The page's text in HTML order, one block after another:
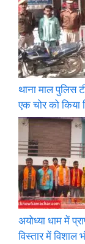
थाना माल पुलिस
एक चोर को किया
अयोध्या धाम में
विस्तार में